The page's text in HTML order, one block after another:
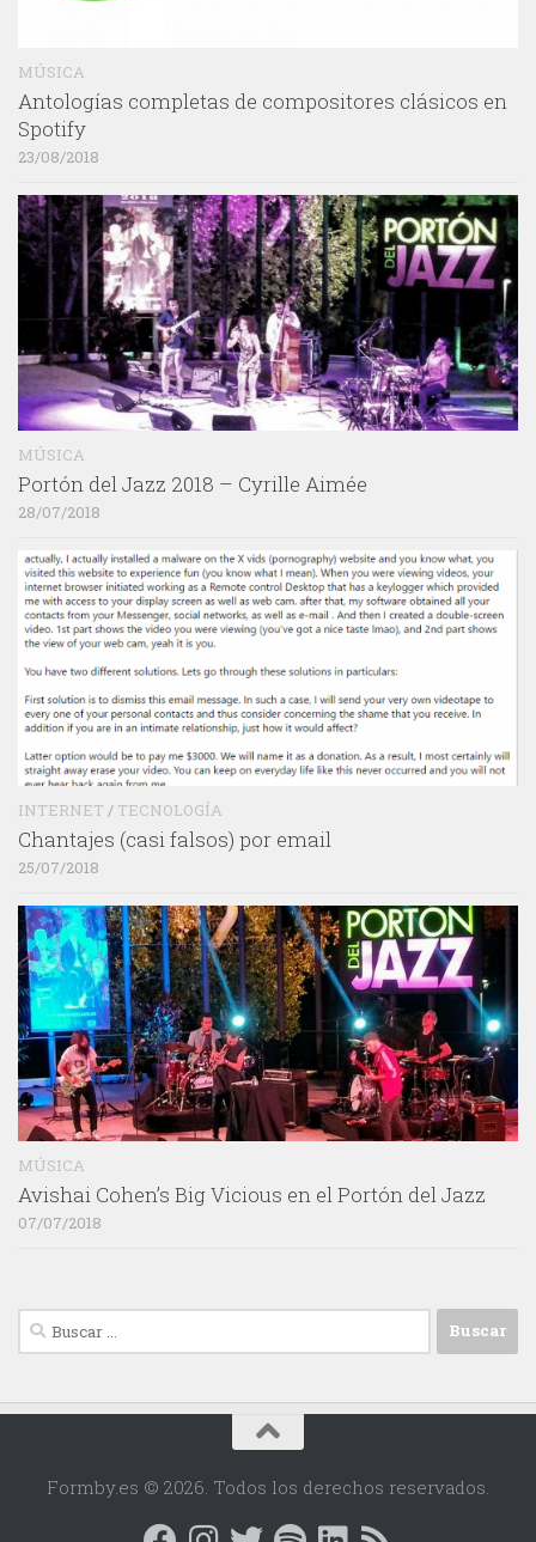
MÚSICA
Antologías completas de compositores clásicos en
Spotify
23/08/2018
MÚSICA
Portón del Jazz 2018 – Cyrille Aimée
28/07/2018
INTERNET / TECNOLOGÍA
Chantajes (casi falsos) por email
25/07/2018
MÚSICA
Avishai Cohen’s Big Vicious en el Portón del Jazz
07/07/2018
Buscar:
Formby.es © 2026. Todos los derechos reservados.